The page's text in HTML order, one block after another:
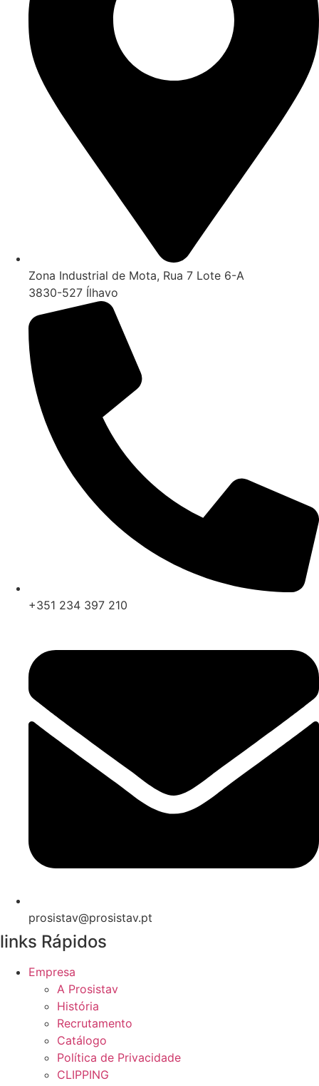
Zona Industrial de Mota, Rua 7 Lote 6-A
3830-527 Ílhavo
+351 234 397 210
prosistav@prosistav.pt
links Rápidos
Empresa
A Prosistav
História
Recrutamento
Catálogo
Política de Privacidade
CLIPPING